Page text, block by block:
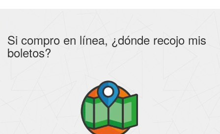
Si compro en línea, ¿dónde recojo mis
boletos?